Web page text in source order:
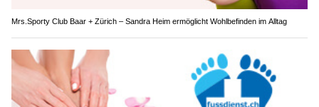
Mrs.Sporty Club Baar + Zürich – Sandra Heim ermöglicht Wohlbefinden im Alltag